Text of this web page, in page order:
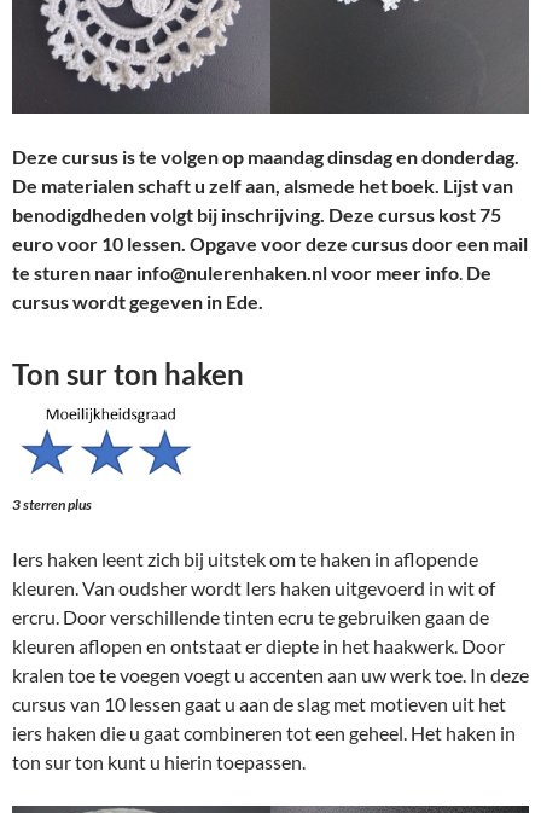
Deze cursus is te volgen op maandag dinsdag en donderdag.
De materialen schaft u zelf aan, alsmede het boek. Lijst van
benodigdheden volgt bij inschrijving. Deze cursus kost 75
euro voor 10 lessen. Opgave voor deze cursusdoor een mail
te sturen naar info@nulerenhaken.nl voor meer info De
cursus wordt gegeven in Ede.
Ton sur ton haken
3 sterren plus
Iers haken leent zich bij uitstek om te haken in aflopende
kleuren. Van oudsher wordt Iers haken uitgevoerd in wit of
ercru. Door verschillende tinten ecru te gebruiken gaan de
kleuren aflopen en ontstaat er diepte in het haakwerk. Door
kralen toe te voegen voegt u accenten aan uw werk toe. In deze
cursus van 10 lessen gaat u aan de slag met motieven uit het
iers haken die u gaat combineren tot een geheel. Het haken in
ton sur ton kunt u hierin toepassen.